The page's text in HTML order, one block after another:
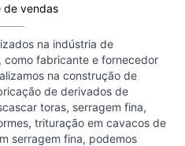
de vendas
na indústria de
como fabricante e fornecedor
na construção de
de derivados de
toras, serragem fina,
trituração em cavacos de
serragem fina, podemos